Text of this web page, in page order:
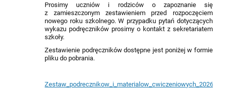
Prosimy uczniów i rodziców o zapoznanie się
z zamieszczonym zestawieniem przed rozpoczęciem
nowego roku szkolnego. W przypadku pytań dotyczących
wykazu podręczników prosimy o kontakt z sekretariatem
szkoły.
Zestawienie podręczników dostępne jest poniżej w formie
pliku do pobrania.